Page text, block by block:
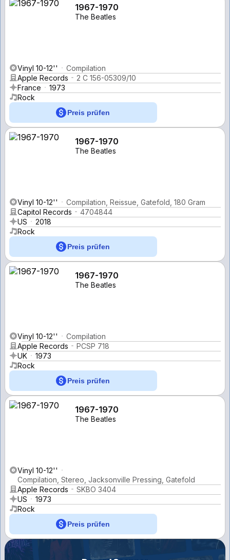
1967-1970
The Beatles
Vinyl 10-12''
Compilation
Apple Records
2 C 156-05309/10
France
1973
Rock
Preis prüfen
1967-1970
The Beatles
Vinyl 10-12''
Compilation, Reissue, Gatefold, 180 Gram
Capitol Records
4704844
US
2018
Rock
Preis prüfen
1967-1970
The Beatles
Vinyl 10-12''
Compilation
Apple Records
PCSP 718
UK
1973
Rock
Preis prüfen
1967-1970
The Beatles
Vinyl 10-12''
Compilation, Stereo, Jacksonville Pressing, Gatefold
Apple Records
SKBO 3404
US
1973
Rock
Preis prüfen